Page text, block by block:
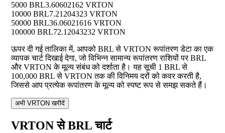
5000 BRL3.60602162 VRTON
10000 BRL7.21204323 VRTON
50000 BRL36.06021616 VRTON
100000 BRL72.12043232 VRTON
ऊपर दी गई तालिका में, आपको BRL से VRTON रूपांतरण डेटा का एक
व्यापक चार्ट दिखाई देगा, जो विभिन्न सामान्य रूपांतरण राशियों पर BRL
और VRTON के मूल्य संबंध को दर्शाता है। यह सूची 1 BRL से
100,000 BRL से VRTON तक की विनिमय दरों को कवर करती है,
जिससे आप प्रत्येक रूपांतरण के मूल्य को स्पष्ट रूप से समझ सकते हैं।
अभी VRTON खरीदें
VRTON से BRL चार्ट